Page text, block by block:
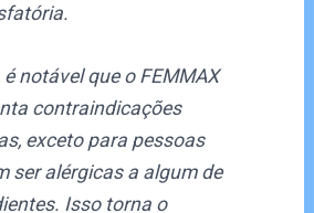
notável que o FEMMAX
contraindicações
exceto para pessoas
ser alérgicas a algum de
Isso torna o